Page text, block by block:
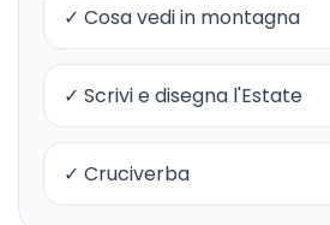
✓ Cosa vedi in montagna
✓ Scrivi e disegna l'Estate
✓ Cruciverba